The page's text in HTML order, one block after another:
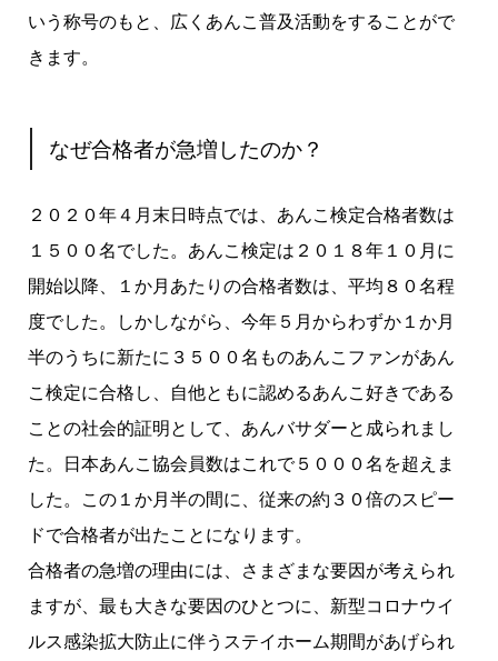
いう称号のもと、広くあんこ普及活動をすることがで
きます。
なぜ合格者が急増したのか？
２０２０年４月末日時点では、あんこ検定合格者数は
１５００名でした。あんこ検定は２０１８年１０月に
開始以降、１か月あたりの合格者数は、平均８０名程
度でした。しかしながら、今年５月からわずか１か月
半のうちに新たに３５００名ものあんこファンがあん
こ検定に合格し、自他ともに認めるあんこ好きである
ことの社会的証明として、あんバサダーと成られまし
た。日本あんこ協会員数はこれで５０００名を超えま
した。この１か月半の間に、従来の約３０倍のスピー
ドで合格者が出たことになります。
合格者の急増の理由には、さまざまな要因が考えられ
ますが、最も大きな要因のひとつに、新型コロナウイ
ルス感染拡大防止に伴うステイホーム期間があげられ